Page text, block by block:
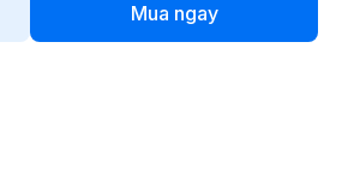
Mua ngay